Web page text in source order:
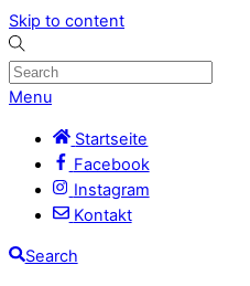
Skip to content
Menu
Startseite
Facebook
Instagram
Kontakt
Search